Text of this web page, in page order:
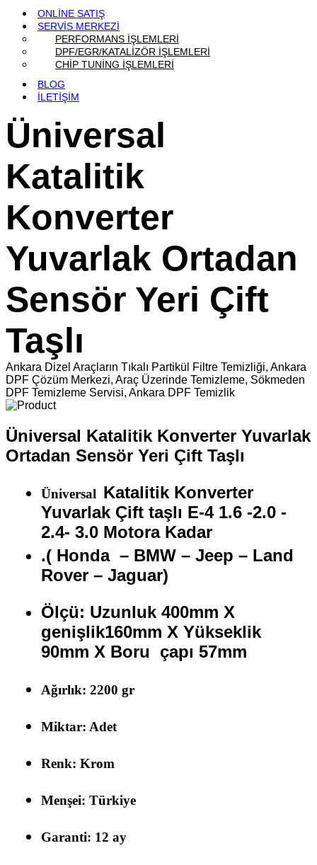
ONLİNE SATIŞ
SERVİS MERKEZİ
PERFORMANS İŞLEMLERİ
DPF/EGR/KATALİZÖR İŞLEMLERİ
CHİP TUNİNG İŞLEMLERİ
BLOG
İLETİŞİM
Üniversal
Katalitik
Konverter
Yuvarlak Ortadan
Sensör Yeri Çift
Taşlı
Ankara Dizel Araçların Tıkalı Partikül Filtre Temizliği, Ankara
DPF Çözüm Merkezi, Araç Üzerinde Temizleme, Sökmeden
DPF Temizleme Servisi, Ankara DPF Temizlik
Üniversal Katalitik Konverter Yuvarlak
Ortadan Sensör Yeri Çift Taşlı
Üniversal Katalitik Konverter
Yuvarlak Çift taşlı E-4 1.6 -2.0 -
2.4- 3.0 Motora Kadar
.( Honda – BMW – Jeep – Land
Rover – Jaguar)
Ölçü: Uzunluk 400mm X
genişlik160mm X Yükseklik
90mm X Boru çapı 57mm
Ağırlık: 2200 gr
Miktar: Adet
Renk: Krom
Menşei: Türkiye
Garanti: 12 ay